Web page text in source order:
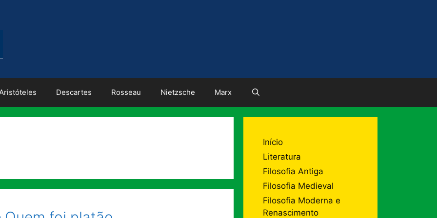
Descartes Rosseau Nietzsche Marx
Início
Literatura
Filosofia Antiga
Filosofia Medieval
Filosofia Moderna e
Renascimento